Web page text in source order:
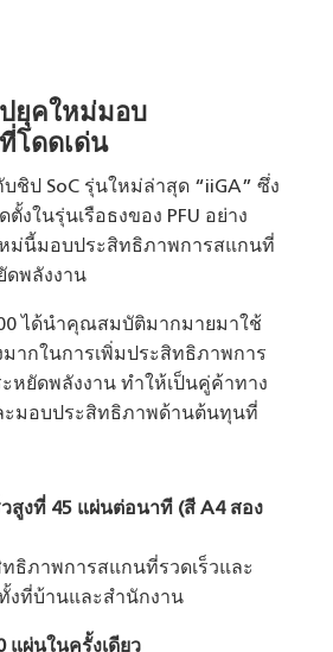
ยุคใหม่มอบ
โดดเด่น
ชิป SoC รุ่นใหม่ล่าสุด “iiGA” ซึ่ง
งในรุ่นเรือธงของ PFU อย่าง
หม่นี้มอบประสิทธิภาพการสแกนที่
ดพลังงาน
ได้นำคุณสมบัติมากมายมาใช้
ากในการเพิ่มประสิทธิภาพการ
หยัดพลังงาน ทำให้เป็นคู่ค้าทาง
ะมอบประสิทธิภาพด้านต้นทุนที่
สูงที่ 45 แผ่นต่อนาที (สี A4 สอง
ธิภาพการสแกนที่รวดเร็วและ
งที่บ้านและสำนักงาน
แผ่นในครั้งเดียว